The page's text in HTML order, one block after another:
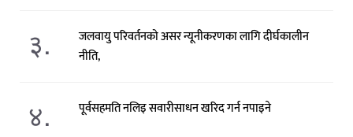
३.
जलवायु परिवर्तनको असर न्यूनीकरणका लागि दीर्घकालीन
नीति,
४. पूर्वसहमति नलिइ सवारीसाधन खरिद गर्न नपाइने